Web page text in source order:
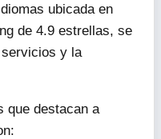
ubicada en
de 4.9 estrellas, se
y la
que destacan a